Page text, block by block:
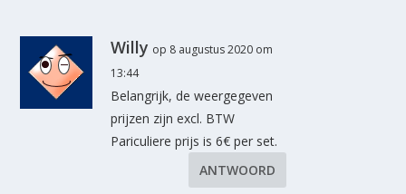
Willy op 8 augustus 2020 om
13:44
Belangrijk, de weergegeven
prijzen zijn excl. BTW
Pariculiere prijs is 6€ per set.
ANTWOORD